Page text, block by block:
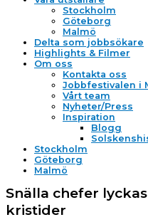
Stockholm
Göteborg
Malmö
Delta som jobbsökare
Highlights & Filmer
Om oss
Kontakta oss
Jobbfestivalen i
Vårt team
Nyheter/Press
Inspiration
Blogg
Stockholm
Göteborg
Malmö
Snälla chefer
kristider